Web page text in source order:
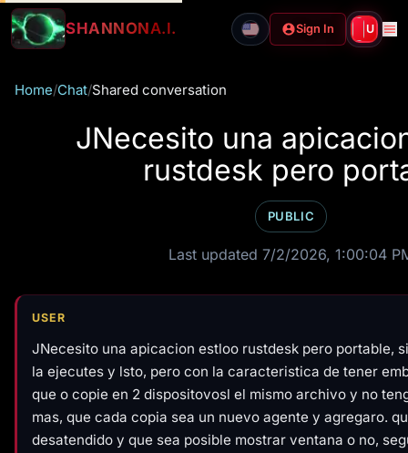
SHANNONA.I. Sign In U
Home/Chat/Shared conversation
JNecesito una
rustdesk pero
PUBLIC
Last updated 7/2/2026, 1:00:04
USER
JNecesito una apicacion estloo rustdesk pero portable,
la ejecutes y lsto, pero con la caracteristica de tener
que o copie en 2 dispositovosl el mismo archivo y no
mas, que cada copia sea un nuevo agente y agregaro.
desatendido y que sea posible mostrar ventana o no,